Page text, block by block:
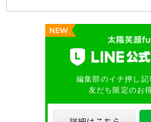
編集部のイチ押し記
友だち限定のお